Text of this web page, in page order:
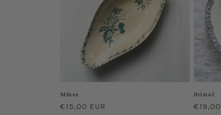
Mûres
Regular
€15,00 EUR
Bristol
€19,00